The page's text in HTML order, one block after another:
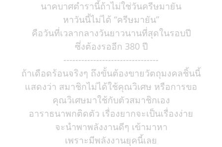
นาคบาศตำรานี้ถ้าไม่ใช่วันครีษมายัน
หาวันนี้ไม่ได้ “ครีษมายัน”
คือวันที่เวลากลางวันยาวนานที่สุดในรอบปี
ซึ่งต้องรออีก 380 ปี
--------------------------------
ถ้าเดือดร้อนจริงๆ ถึงขั้นต้องขายวัตถุมงคลชิ้นนี้
แสดงว่า สมาชิกไม่ได้ใช้คุณวิเศษ หรือการขอ
คุณวิเศษมาใช้กับตัวสมาชิกเอง
อาราธนาพกติดตัว เรื่องยากจะเป็นเรื่องง่าย
จะนำพาพลังงานดีๆ เข้ามาหา
เพราะมีพลังงานยุคนี้เลย